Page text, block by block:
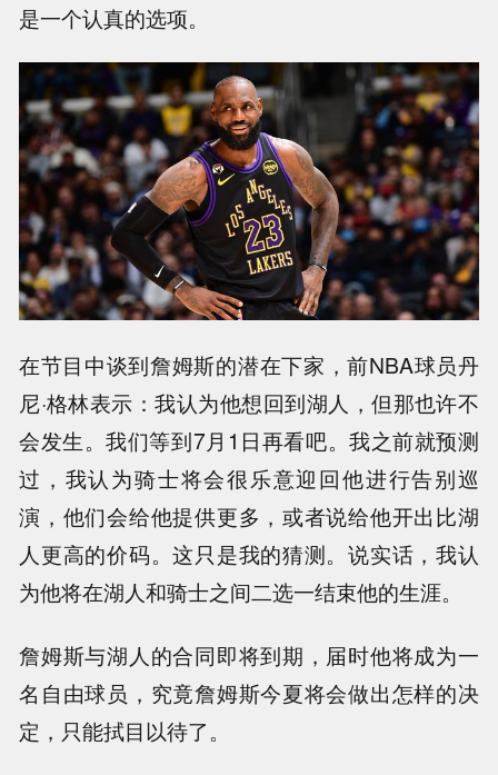
是一个认真的选项。
在节目中谈到詹姆斯的潜在下家，前NBA球员丹
尼·格林表示：我认为他想回到湖人，但那也许不
会发生。我们等到7月1日再看吧。我之前就预测
过，我认为骑士将会很乐意迎回他进行告别巡
演，他们会给他提供更多，或者说给他开出比湖
人更高的价码。这只是我的猜测。说实话，我认
为他将在湖人和骑士之间二选一结束他的生涯。
詹姆斯与湖人的合同即将到期，届时他将成为一
名自由球员，究竟詹姆斯今夏将会做出怎样的决
定，只能拭目以待了。